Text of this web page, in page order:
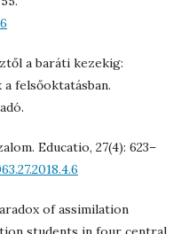
a baráti kezekig:
felsőoktatásban.
Educatio, 27(4): 623–
of assimilation